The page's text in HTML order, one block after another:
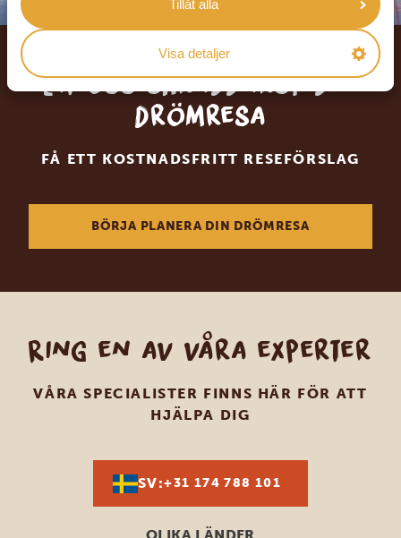
Tillåt alla
Visa detaljer
Låt oss skräddarsy din
drömresa
FÅ ETT KOSTNADSFRITT RESEFÖRSLAG
BÖRJA PLANERA DIN DRÖMRESA
Ring en av våra experter
VÅRA SPECIALISTER FINNS HÄR FÖR ATT
HJÄLPA DIG
SV:+31 174 788 101